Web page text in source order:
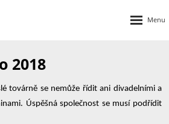
2018
továrně se nemůže řídit ani divadelními a
Úspěšná společnost se musí podřídit